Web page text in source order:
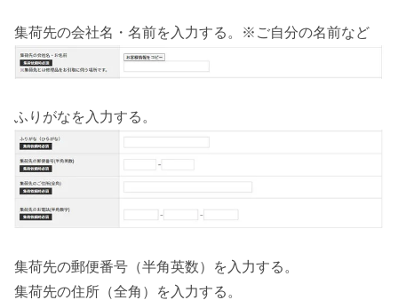
集荷先の会社名・名前を入力する。※ご自分の名前など
ふりがなを入力する。
集荷先の郵便番号（半角英数）を入力する。
集荷先の住所（全角）を入力する。